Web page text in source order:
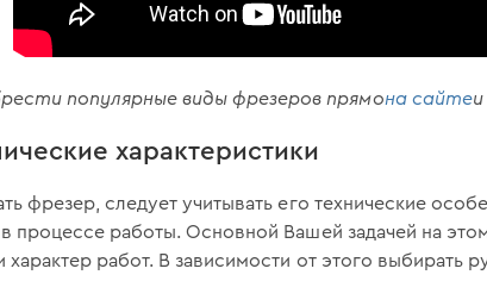
популярные виды фрезеров прямона сайтеи
характеристики
фрезер, следует учитывать его технические
процессе работы. Основной Вашей задачей на этом
характер работ. В зависимости от этого выбирать